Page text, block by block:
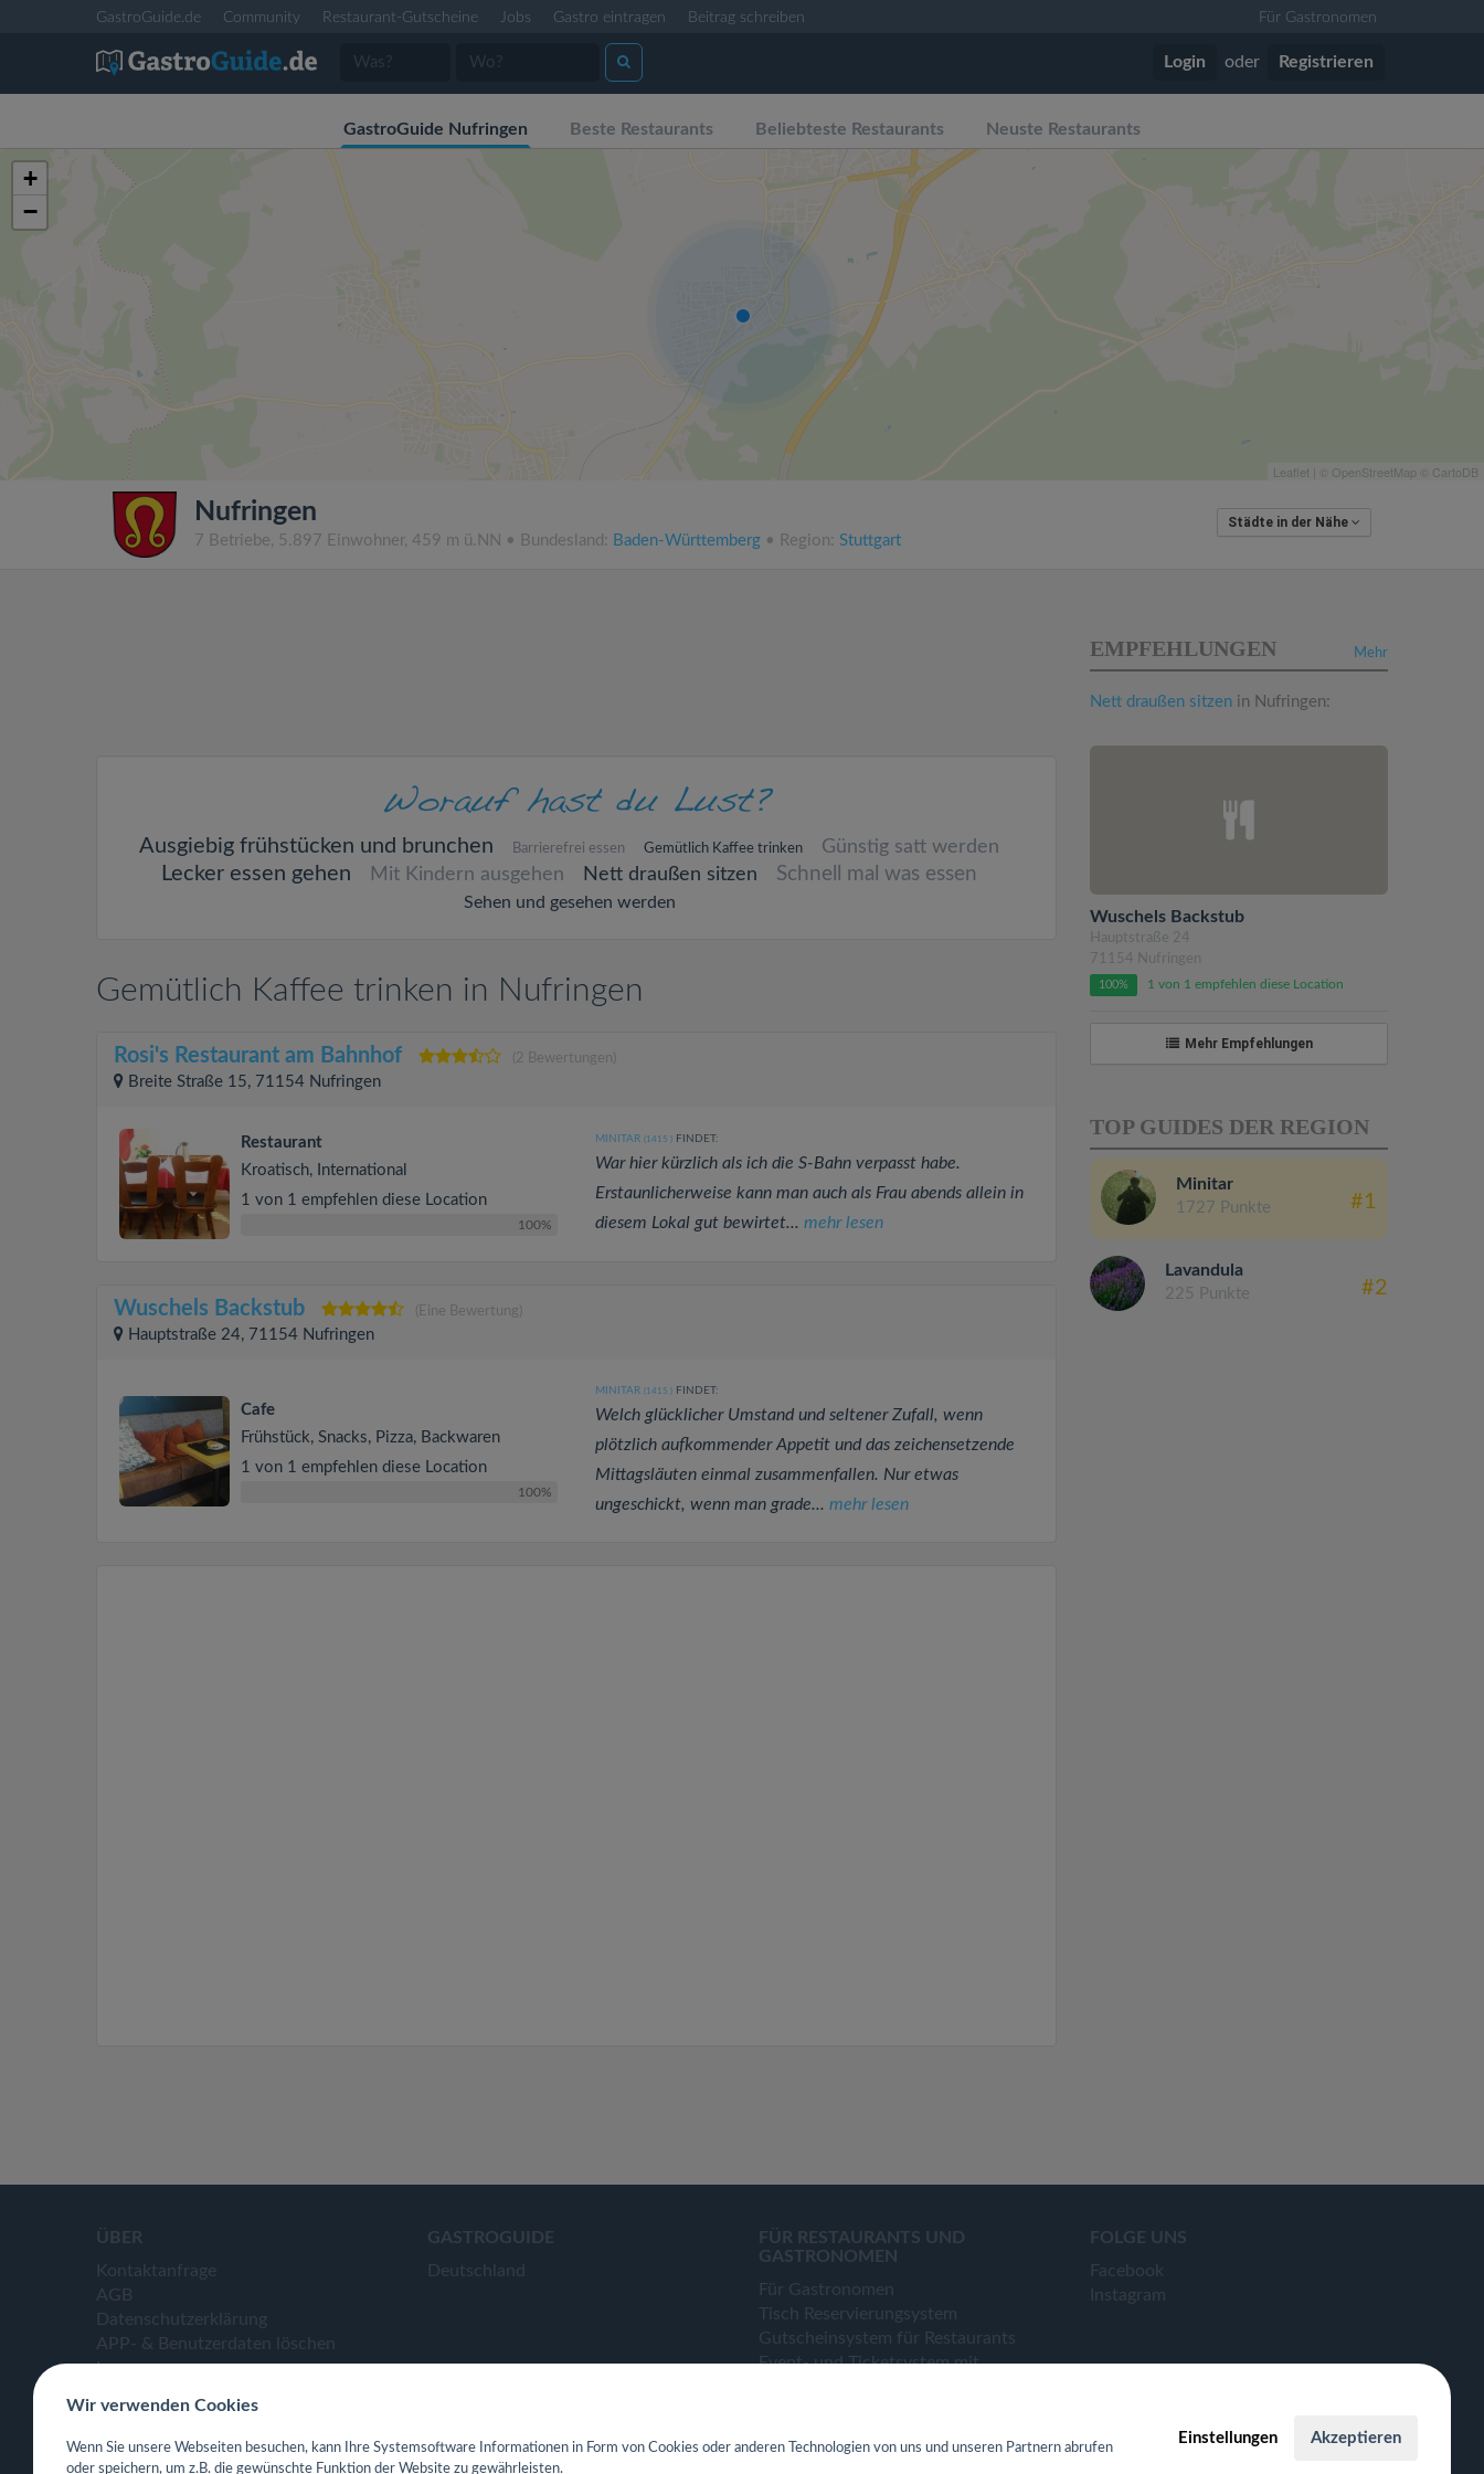
GastroGuide.de Community Restaurant-Gutscheine Jobs Gastro eintragen Beitrag schreiben Für Gastronomen
Login oder Registrieren
GastroGuide Nufringen Beste Restaurants Beliebteste Restaurants Neuste Restaurants
+
−
Leaflet | © OpenStreetMap © CartoDB
Nufringen
7 Betriebe, 5.897 Einwohner, 459 m ü.NN • Bundesland: Baden-Württemberg • Region: Stuttgart
Städte in der Nähe
Ausgiebig frühstücken und brunchen Barrierefrei essen Gemütlich Kaffee trinken Günstig satt werden
Lecker essen gehen Mit Kindern ausgehen Nett draußen sitzen Schnell mal was essen
Sehen und gesehen werden
Gemütlich Kaffee trinken in Nufringen
Rosi's Restaurant am Bahnhof (2 Bewertungen)
Breite Straße 15, 71154 Nufringen
Restaurant
Kroatisch, International
1 von 1 empfehlen diese Location
100%
MINITAR (1415 )FINDET:
War hier kürzlich als ich die S-Bahn verpasst habe.
Erstaunlicherweise kann man auch als Frau abends allein in
diesem Lokal gut bewirtet... mehr lesen
Wuschels Backstub (Eine Bewertung)
Hauptstraße 24, 71154 Nufringen
Cafe
Frühstück, Snacks, Pizza, Backwaren
1 von 1 empfehlen diese Location
100%
MINITAR (1415 )FINDET:
Welch glücklicher Umstand und seltener Zufall, wenn
plötzlich aufkommender Appetit und das zeichensetzende
Mittagsläuten einmal zusammenfallen. Nur etwas
ungeschickt, wenn man grade... mehr lesen
Mehr
EMPFEHLUNGEN
Nett draußen sitzen in Nufringen:
Wuschels Backstub
Hauptstraße 24
71154 Nufringen
100% 1 von 1 empfehlen diese Location
Mehr Empfehlungen
TOP GUIDES DER REGION
Minitar
1727 Punkte #1
Lavandula
225 Punkte #2
ÜBER
Kontaktanfrage
AGB
Datenschutzerklärung
APP- & Benutzerdaten löschen
Impressum
GASTROGUIDE
Deutschland
FÜR RESTAURANTS UND
GASTRONOMEN
Für Gastronomen
Tisch Reservierungsystem
Gutscheinsystem für Restaurants
Event- und Ticketsystem mit
Webseiten für Restaurant
FOLGE UNS
Facebook
Instagram
Wir verwenden Cookies
Wenn Sie unsere Webseiten besuchen, kann Ihre Systemsoftware Informationen in Form von Cookies oder anderen Technologien von uns und unseren Partnern abrufen
oder speichern, um z.B. die gewünschte Funktion der Website zu gewährleisten.
Einstellungen Akzeptieren